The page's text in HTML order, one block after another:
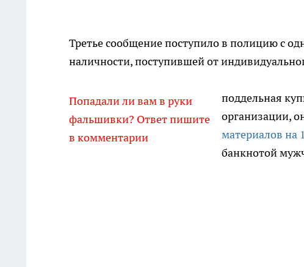
Третье сообщение поступило в полицию с
наличности, поступившей от
Попадали ли вам в руки
фальшивки? Ответ пишите
в комментарии
поддельная
организации,
материалов на
банкнотой